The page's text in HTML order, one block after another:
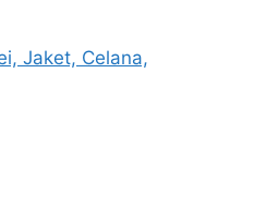
Jaket, Celana,